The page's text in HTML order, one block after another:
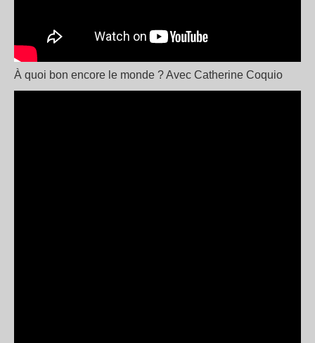
À quoi bon encore le monde ? Avec Catherine Coquio